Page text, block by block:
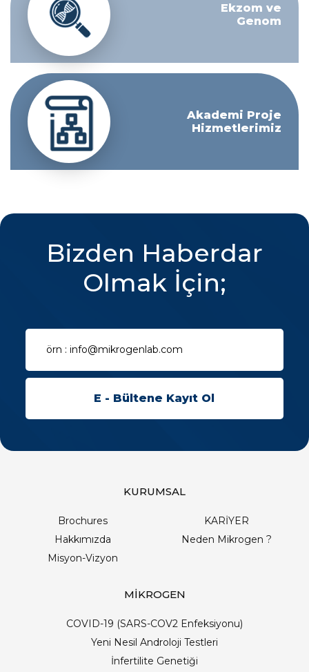
Ekzom ve
Genom
Akademi Proje
Hizmetlerimiz
Bizden Haberdar
Olmak İçin;
KURUMSAL
Brochures
KARİYER
Hakkımızda
Neden Mikrogen ?
Misyon-Vizyon
MİKROGEN
COVID-19 (SARS-COV2 Enfeksiyonu)
Yeni Nesil Androloji Testleri
İnfertilite Genetiği